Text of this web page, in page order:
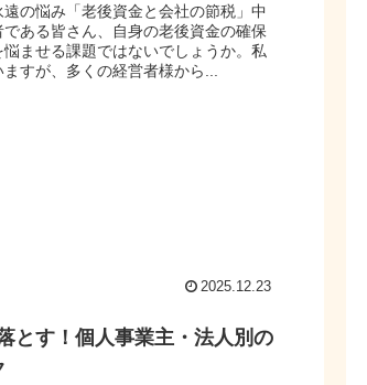
の悩み「老後資金と会社の節税」中
ある皆さん、自身の老後資金の確保
ませる課題ではないでしょうか。私
すが、多くの経営者様から...
2025.12.23
とす！個人事業主・法人別の